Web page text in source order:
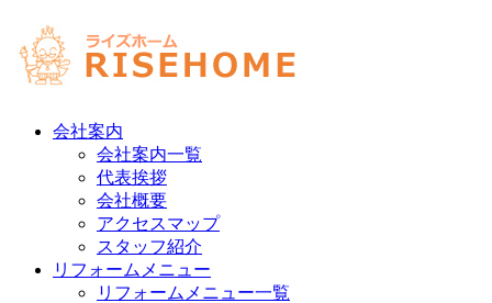
会社案内
会社案内一覧
代表挨拶
会社概要
アクセスマップ
スタッフ紹介
リフォームメニュー
リフォームメニュー一覧